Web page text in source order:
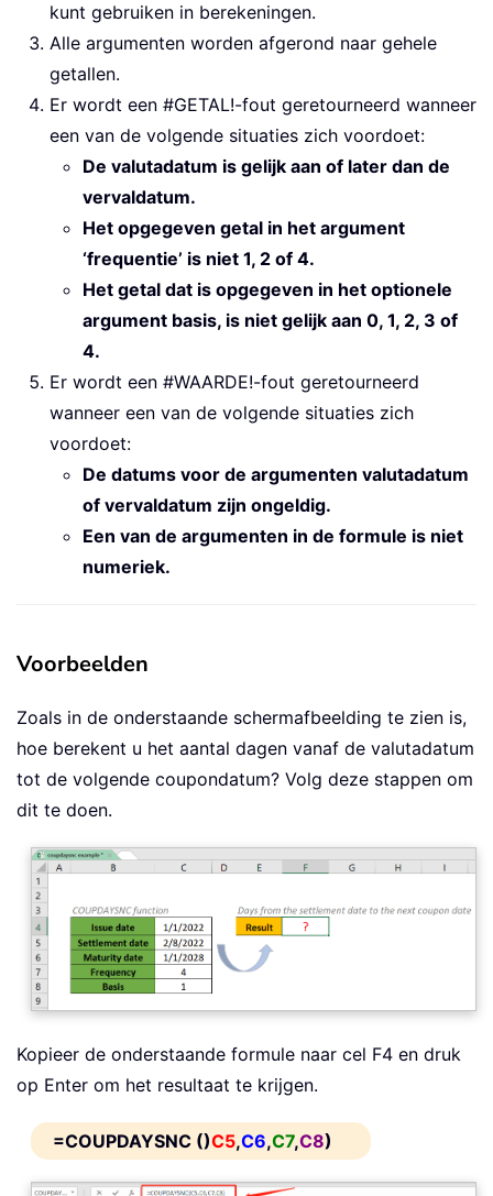
kunt gebruiken in berekeningen.
Alle argumenten worden afgerond naar gehele
getallen.
Er wordt een #GETAL!-fout geretourneerd wanneer
een van de volgende situaties zich voordoet:
De valutadatum is gelijk aan of later dan de
vervaldatum.
Het opgegeven getal in het argument
‘frequentie’ is niet 1, 2 of 4.
Het getal dat is opgegeven in het optionele
argument basis, is niet gelijk aan 0, 1, 2, 3 of
4.
Er wordt een #WAARDE!-fout geretourneerd
wanneer een van de volgende situaties zich
voordoet:
De datums voor de argumenten valutadatum
of vervaldatum zijn ongeldig.
Een van de argumenten in de formule is niet
numeriek.
Voorbeelden
Zoals in de onderstaande schermafbeelding te zien is,
hoe berekent u het aantal dagen vanaf de valutadatum
tot de volgende coupondatum? Volg deze stappen om
dit te doen.
Kopieer de onderstaande formule naar cel F4 en druk
op Enter om het resultaat te krijgen.
=COUPDAYSNC ()C5,C6,C7,C8)